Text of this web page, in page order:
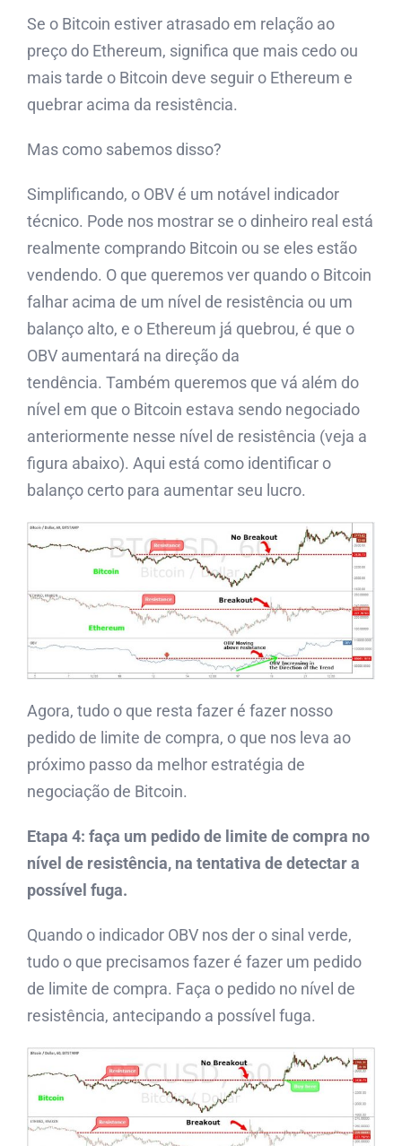
Se o Bitcoin estiver atrasado em relação ao
preço do Ethereum, significa que mais cedo ou
mais tarde o Bitcoin deve seguir o Ethereum e
quebrar acima da resistência.
Mas como sabemos disso?
Simplificando, o OBV é um notável indicador
técnico. Pode nos mostrar se o dinheiro real está
realmente comprando Bitcoin ou se eles estão
vendendo. O que queremos ver quando o Bitcoin
falhar acima de um nível de resistência ou um
balanço alto, e o Ethereum já quebrou, é que o
OBV aumentará na direção da
tendência. Também queremos que vá além do
nível em que o Bitcoin estava sendo negociado
anteriormente nesse nível de resistência (veja a
figura abaixo). Aqui está como identificar o
balanço certo para aumentar seu lucro.
Agora, tudo o que resta fazer é fazer nosso
pedido de limite de compra, o que nos leva ao
próximo passo da melhor estratégia de
negociação de Bitcoin.
Etapa 4: faça um pedido de limite de compra no
nível de resistência, na tentativa de detectar a
possível fuga.
Quando o indicador OBV nos der o sinal verde,
tudo o que precisamos fazer é fazer um pedido
de limite de compra. Faça o pedido no nível de
resistência, antecipando a possível fuga.